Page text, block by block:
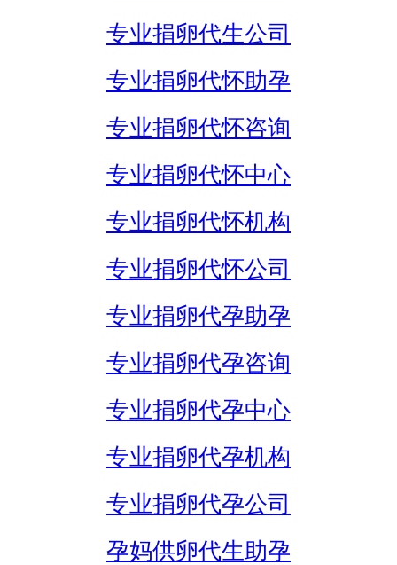
专业捐卵代生公司
专业捐卵代怀助孕
专业捐卵代怀咨询
专业捐卵代怀中心
专业捐卵代怀机构
专业捐卵代怀公司
专业捐卵代孕助孕
专业捐卵代孕咨询
专业捐卵代孕中心
专业捐卵代孕机构
专业捐卵代孕公司
孕妈供卵代生助孕